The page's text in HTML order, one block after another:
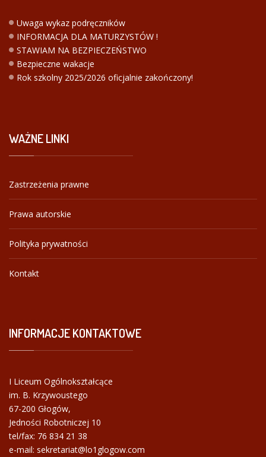
Uwaga wykaz podręczników
INFORMACJA DLA MATURZYSTÓW !
STAWIAM NA BEZPIECZEŃSTWO
Bezpieczne wakacje
Rok szkolny 2025/2026 oficjalnie zakończony!
WAŻNELINKI
Zastrzeżenia prawne
Prawa autorskie
Polityka prywatności
Kontakt
INFORMACJEKONTAKTOWE
I Liceum Ogólnokształcące
im. B. Krzywoustego
67-200 Głogów,
Jedności Robotniczej 10
tel/fax: 76 834 21 38
e-mail: sekretariat@lo1glogow.com